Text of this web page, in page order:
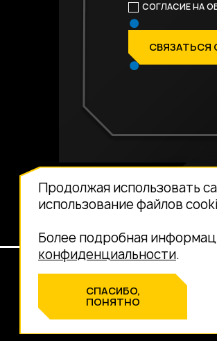
Продолжая использовать
использование файлов
Более подробная
конфиденциальности.
СПАСИБО,
ПОНЯТНО
СОГЛАСИЕ НА
СВЯЗАТЬСЯ
@2026 AUTOMOTOGROUP™
ПЕРСОНАЛЬНЫЕ ДАННЫЕ
ЗАПРЕТЫ НА ОБРАБОТКУ